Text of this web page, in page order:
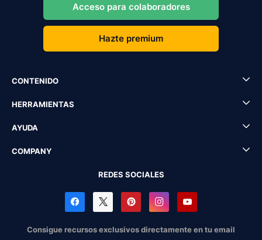
Acceso para colaboradores
Hazte premium
CONTENIDO
HERRAMIENTAS
AYUDA
COMPANY
REDES SOCIALES
Consigue recursos exclusivos directamente en tu email